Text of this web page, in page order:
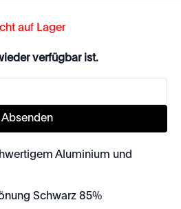
auf Lager
verfügbar ist.
Absenden
Aluminium und
Schwarz 85%